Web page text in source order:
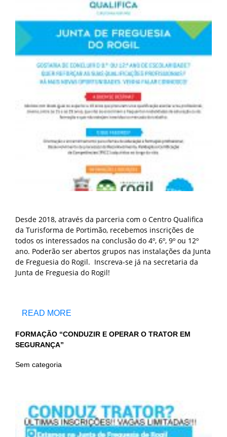
Desde 2018, através da parceria com o Centro Qualifica
da Turisforma de Portimão, recebemos inscrições de
todos os interessados na conclusão do 4º, 6º, 9º ou 12º
ano. Poderão ser abertos grupos nas instalações da Junta
de Freguesia do Rogil. Inscreva-se já na secretaria da
Junta de Freguesia do Rogil!
READ MORE
FORMAÇÃO “CONDUZIR E OPERAR O TRATOR EM
SEGURANÇA”
Sem categoria